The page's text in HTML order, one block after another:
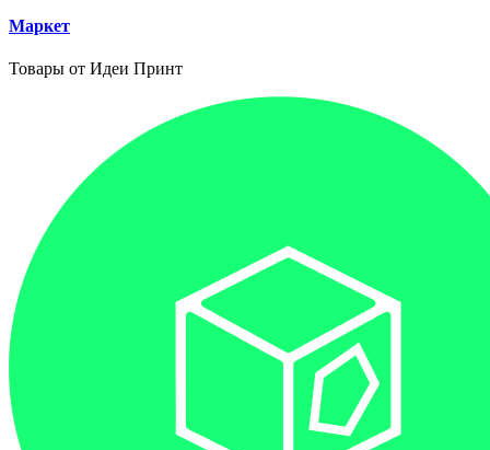
Маркет
Товары от Идеи Принт